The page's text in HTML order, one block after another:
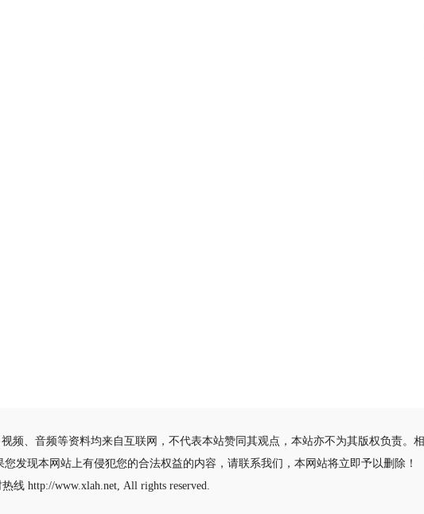
频、音频等资料均来自互联网，不代表本站赞同其观点，本站亦不为其版权负责。
发现本网站上有侵犯您的合法权益的内容，请联系我们，本网站将立即予以删除！
热线 http://www.xlah.net, All rights reserved.